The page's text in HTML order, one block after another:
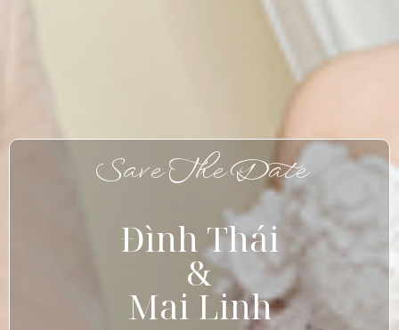
Save The Date
Đình Thái
&
Mai Linh